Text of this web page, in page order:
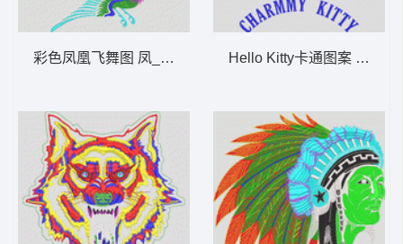
彩色凤凰飞舞图 凤_吉祥龙凤花版图案Hello Kitty卡通图案 Hello